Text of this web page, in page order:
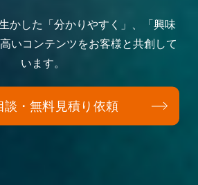
かした「分かりやすく」、「興味
いコンテンツをお客様と共創して
います。
談・無料見積り依頼